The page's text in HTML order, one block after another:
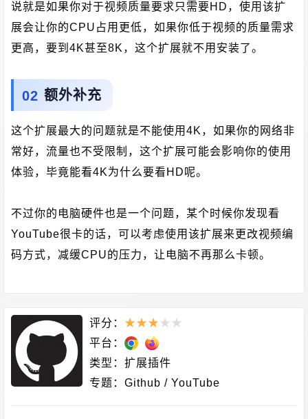
说就是如果你对于视频质量要求只需要HD，使用该扩
展会让你的CPU占用更低，如果你低于视频的质量需求
更高，要到4K甚至8K，这个扩展就不用安装了。
额外补充
这个扩展最大的问题就是不能使用4K，如果你的网络非
常好，流量也不受限制，这个扩展可能会影响你的使用
体验，毕竟能看4K为什么要看HD呢。
不过你的电脑硬件也是一个问题，某个时候你发现看
YouTube很卡的话，可以考虑使用该扩展来更改视频编
码方式，减缓CPU的压力，让电脑不再那么卡顿。
评分： ★★★ ★ ★
平台：
类型： 扩展插件
专题： Github / YouTube